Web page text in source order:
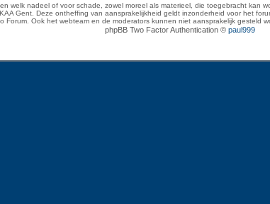
welk nadeel of voor schade, zowel moreel als materieel, die toegebracht
Gent. Deze ontheffing van aansprakelijkheid geldt inzonderheid voor het
Forum. Ook het webteam en de moderators kunnen niet aansprakelijk gesteld
phpBB Two Factor Authentication © paul999